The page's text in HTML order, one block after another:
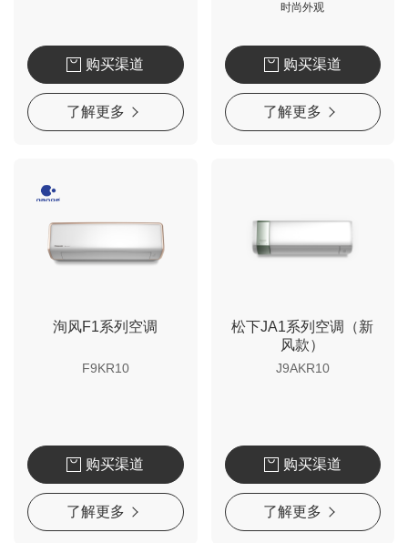
购买渠道
了解更多
时尚外观
购买渠道
了解更多
洵风F1系列空调
F9KR10
购买渠道
了解更多
松下JA1系列空调（新
风款）
J9AKR10
购买渠道
了解更多